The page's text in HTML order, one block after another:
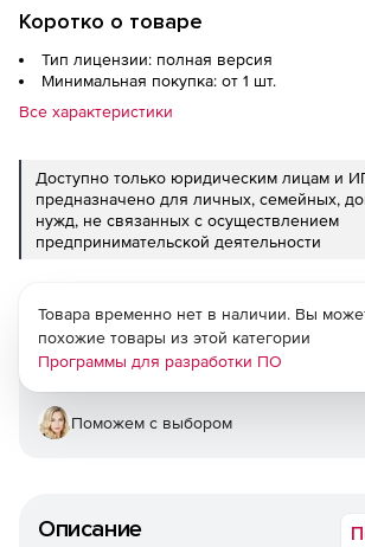
Коротко о товаре
Тип лицензии: полная версия
Минимальная покупка: от 1 шт.
Все характеристики
Доступно только юридическим лицам и
предназначено для личных, семейных,
нужд, не связанных с осуществлением
предпринимательской деятельности
Описание
Товара временно нет в наличии. Вы
похожие товары из этой категории
Программы для разработки ПО
Поможем с выбором